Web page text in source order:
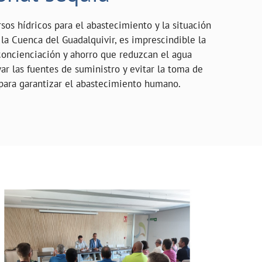
hídricos para el abastecimiento y la situación
Cuenca del Guadalquivir, es imprescindible la
y ahorro que reduzcan el agua
las fuentes de suministro y evitar la toma de
garantizar el abastecimiento humano.